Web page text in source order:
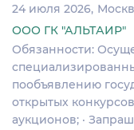
24 июля 2026
ООО ГК "АЛЬТАИР"
Обязанности:
пообъявлению
открытых
аукционов; ·